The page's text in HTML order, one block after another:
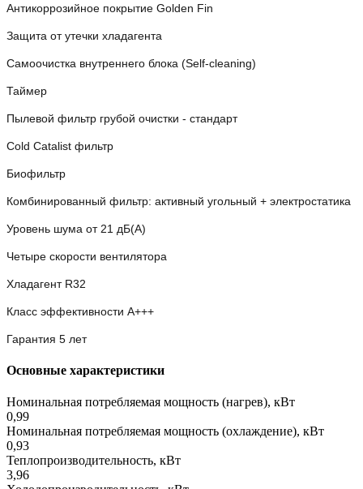
Антикоррозийное покрытие Golden Fin
Защита от утечки хладагента
Самоочистка внутреннего блока (Self-cleaning)
Таймер
Пылевой фильтр грубой очистки - стандарт
Cold Catalist фильтр
Биофильтр
Комбинированный фильтр: активный угольный + электростатика
Уровень шума от 21 дБ(А)
Четыре скорости вентилятора
Хладагент R32
Класс эффективности A+++
Гарантия 5 лет
Основные характеристики
Номинальная потребляемая мощность (нагрев), кВт
0,99
Номинальная потребляемая мощность (охлаждение), кВт
0,93
Теплопроизводительность, кВт
3,96